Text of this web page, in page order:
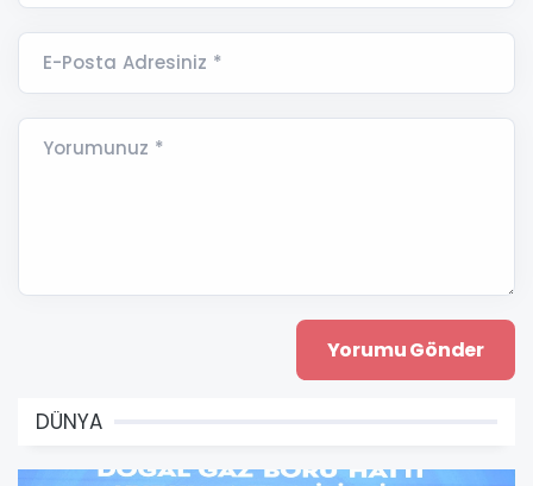
E-Posta Adresiniz *
Yorumunuz *
DÜNYA